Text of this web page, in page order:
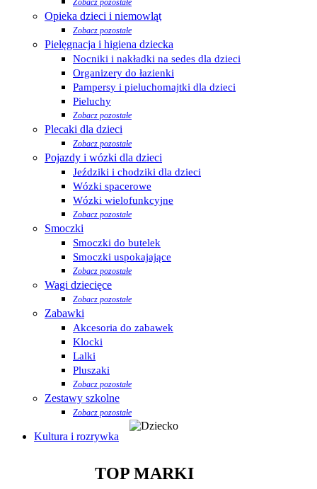
Zobacz pozostałe
Opieka dzieci i niemowląt
Zobacz pozostałe
Pielęgnacja i higiena dziecka
Nocniki i nakładki na sedes dla dzieci
Organizery do łazienki
Pampersy i pieluchomajtki dla dzieci
Pieluchy
Zobacz pozostałe
Plecaki dla dzieci
Zobacz pozostałe
Pojazdy i wózki dla dzieci
Jeździki i chodziki dla dzieci
Wózki spacerowe
Wózki wielofunkcyjne
Zobacz pozostałe
Smoczki
Smoczki do butelek
Smoczki uspokajające
Zobacz pozostałe
Wagi dziecięce
Zobacz pozostałe
Zabawki
Akcesoria do zabawek
Klocki
Lalki
Pluszaki
Zobacz pozostałe
Zestawy szkolne
Zobacz pozostałe
Kultura i rozrywka
TOP MARKI